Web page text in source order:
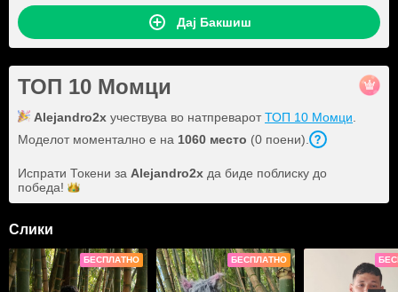
Дај Бакшиш
ТОП 10 Момци
Alejandro2x учествува во натпреваротТОП 10 Момци
Моделот моментално е на 1060 место (0 поени).
Испрати Токени за Alejandro2x да биде поблиску до
победа!
Слики
БЕСПЛАТНО БЕСПЛАТНО